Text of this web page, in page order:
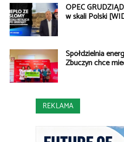
OPEC
w skali Polski
Spółdzielnia
Zbuczyn chce
REKLAMA